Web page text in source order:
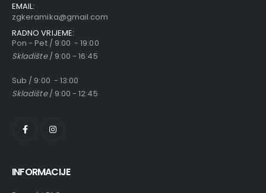
EMAIL:
zgkeramika@gmail.com
RADNO VRIJEME:
Pon - Pet / 9:00 - 19:00
Skladište/ 9:00 - 16:45
Sub / 9:00 - 13:00
Skladište/ 9:00 - 12:45
INFORMACIJE